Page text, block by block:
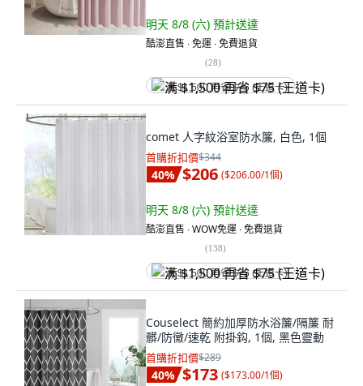
明天 8/8 (六) 預計送達
酷澎直售 ∙ 免運 ∙ 免費退貨
(28)
满 $1,500 再省 $75 (王道卡)
comet 人字紋浴室防水簾, 白色, 1個
首購折扣價$344
40% $206 ($206.00/1個)
明天 8/8 (六) 預計送達
酷澎直售 ∙ WOW免運 ∙ 免費退貨
(138)
满 $1,500 再省 $75 (王道卡)
Couselect 簡約加厚防水浴簾/隔簾 耐
髒/防黴/速乾 附掛鈎, 1個, 黑色靈動
首購折扣價$289
40% $173 ($173.00/1個)